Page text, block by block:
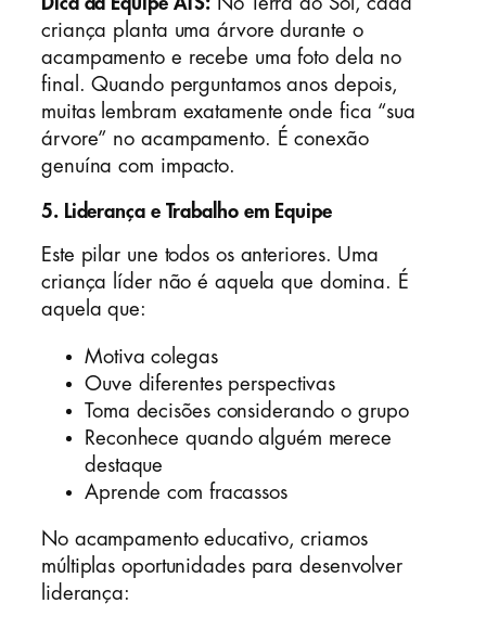
criança planta uma árvore durante o
acampamento e recebe uma foto dela no
final. Quando perguntamos anos depois,
muitas lembram exatamente onde fica “sua
árvore” no acampamento. É conexão
genuína com impacto.
5. Liderança e Trabalho em Equipe
Este pilar une todos os anteriores. Uma
criança líder não é aquela que domina. É
aquela que:
Motiva colegas
Ouve diferentes perspectivas
Toma decisões considerando o grupo
Reconhece quando alguém merece
destaque
Aprende com fracassos
No acampamento educativo, criamos
múltiplas oportunidades para desenvolver
liderança: